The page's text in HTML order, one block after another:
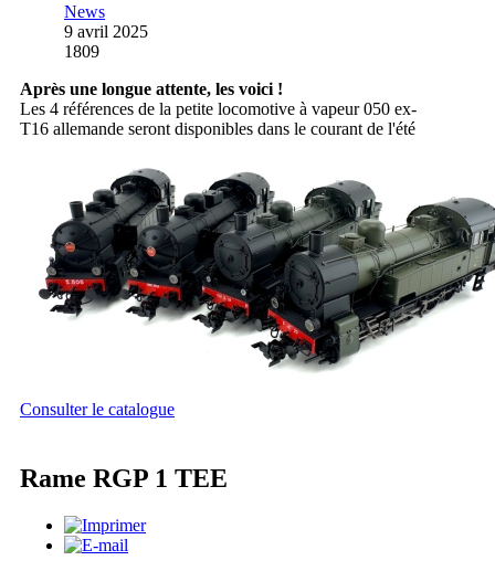
News
9 avril 2025
1809
Après une longue attente, les voici !
Les 4 références de la petite locomotive à vapeur 050 ex-
T16 allemande seront disponibles dans le courant de l'été
Consulter le catalogue
Rame RGP 1 TEE